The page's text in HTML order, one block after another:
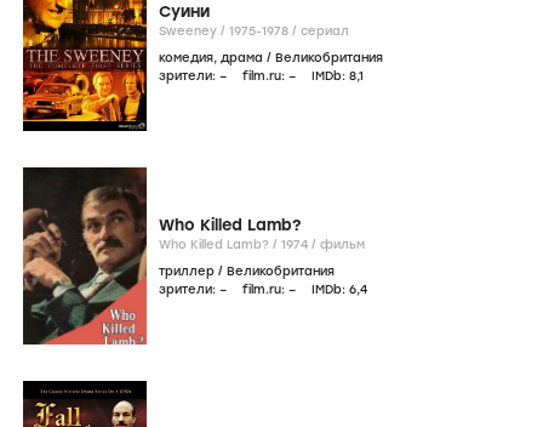
Суини
Sweeney / 1975-1978 / сериал
комедия, драма / Великобритания
зрители: – film.ru: – IMDb: 8,1
Who Killed Lamb?
Who Killed Lamb? / 1974 / фильм
триллер / Великобритания
зрители: – film.ru: – IMDb: 6,4